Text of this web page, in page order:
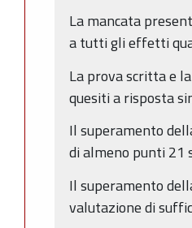
La mancata
a tutti gli effetti
La prova scritta e
quesiti a risposta
Il superamento
di almeno punti 21
Il superamento
valutazione di